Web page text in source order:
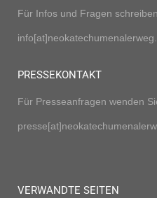
Für Infos und Fragen
PRESSEKONTAKT
Für Presseanfragen wenden
VERWANDTE SEITEN